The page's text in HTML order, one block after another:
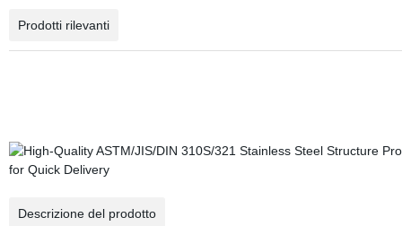
Prodotti rilevanti
Descrizione del prodotto